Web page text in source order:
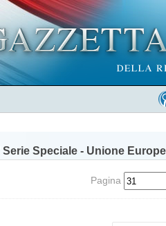
Serie Speciale - Unione
Pagina